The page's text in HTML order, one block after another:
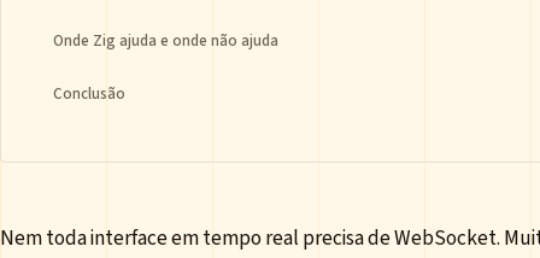
Onde Zig ajuda e onde não ajuda
Conclusão
Nem toda interface em tempo real precisa de WebSocket.